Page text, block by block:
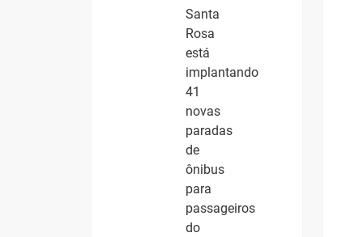
Santa
Rosa
está
implantando
41
novas
paradas
de
ônibus
para
passageiros
do